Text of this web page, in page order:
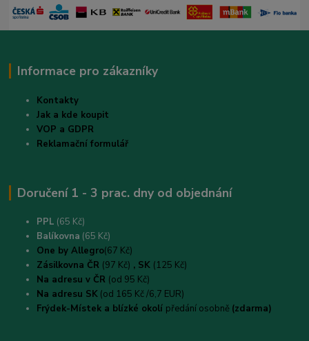
Informace pro zákazníky
Kontakty
Jak a kde koupit
VOP a GDPR
Reklamační formulář
Doručení 1 - 3 prac. dny od objednání
PPL (65 Kč)
Balíkovna (65 Kč)
One by Allegro(67 Kč)
Zásilkovna ČR (97 Kč) , SK (125 Kč)
Na adresu v ČR (od 95 Kč)
Na adresu SK (od 165 Kč /6,7 EUR)
Frýdek-Místek a blízké okolí předání osobně (zdarma)